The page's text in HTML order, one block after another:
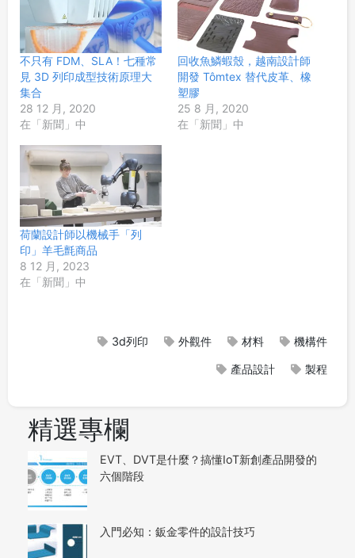
不只有 FDM、SLA！七種常
見 3D 列印成型技術原理大
集合
28 12 月, 2020
在「新聞」中
回收魚鱗蝦殼，越南設計師
開發 Tômtex 替代皮革、橡
塑膠
25 8 月, 2020
在「新聞」中
荷蘭設計師以機械手「列
印」羊毛氈商品
8 12 月, 2023
在「新聞」中
3d列印 外觀件 材料 機構件
產品設計 製程
精選專欄
EVT、DVT是什麼？搞懂IoT新創產品開發的
六個階段
入門必知：鈑金零件的設計技巧